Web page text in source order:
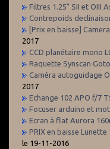
Filtres 1.25" SII et OIII
Contrepoids
[Prix en baisse]
2017
CCD planétaire mono
Raquette Synscan
Caméra autoguidage
2017
Echange 102 APO f/7
Focuser arduino et
Ecran à flat Aurora
PRIX en baisse
le 19-11-2016